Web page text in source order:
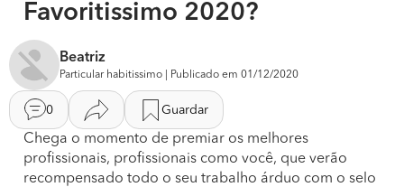
Favoritissimo 2020?
Beatriz
Particular habitissimo | Publicado em 01/12/2020
0 Guardar
Chega o momento de premiar os melhores
profissionais, profissionais como você, que verão
recompensado todo o seu trabalho árduo com o selo